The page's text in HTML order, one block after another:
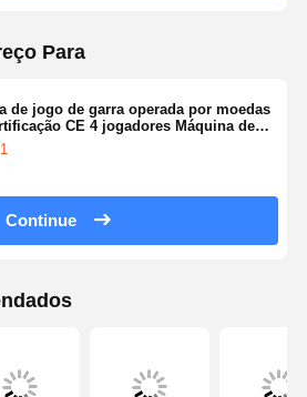
Para
de jogo de garra operada por moedas
CE 4 jogadores Máquina de
guindastes de garra Arcade
de entretenimento Ideal para
Continue